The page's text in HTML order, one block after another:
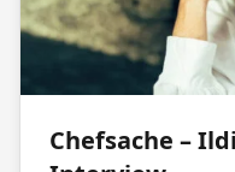
Chefsache –